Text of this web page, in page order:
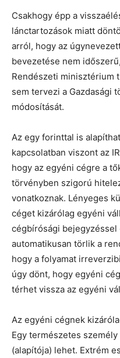
Csakhogy épp a
lánctartozások miatt
arról, hogy az
bevezetése nem
Rendészeti minisztérium
sem tervezi a Gazdasági
módosítását.
Az egy forinttal is
kapcsolatban viszont az
hogy az egyéni cégre a
törvényben szigorú
vonatkoznak. Lényeges
céget kizárólag egyéni
cégbírósági bejegyzéssel
automatikusan törlik a
hogy a folyamat
úgy dönt, hogy egyéni
térhet vissza az egyéni
Az egyéni cégnek
Egy természetes
(alapítója) lehet. Extrém